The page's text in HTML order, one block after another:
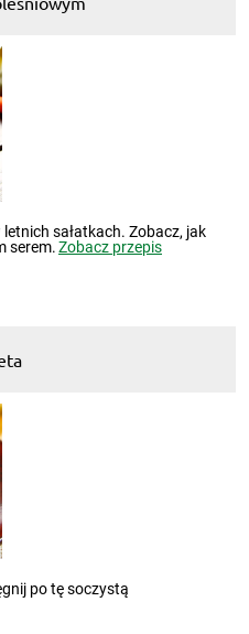
sałatkach. Zobacz, jak
serem.Zobacz przepis
po tę soczystą